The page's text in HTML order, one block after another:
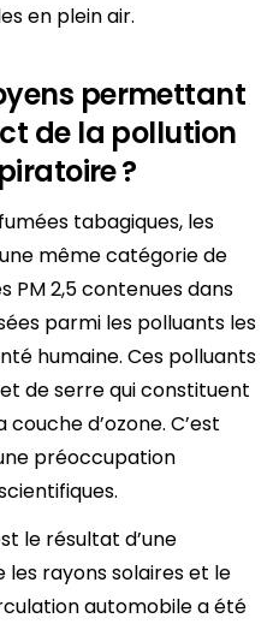
en plein air.
permettant
de la pollution
?
tabagiques, les
même catégorie de
PM 2,5 contenues dans
parmi les polluants les
humaine. Ces polluants
de serre qui constituent
d’ozone. C’est
préoccupation
le résultat d’une
les rayons solaires et le
automobile a été